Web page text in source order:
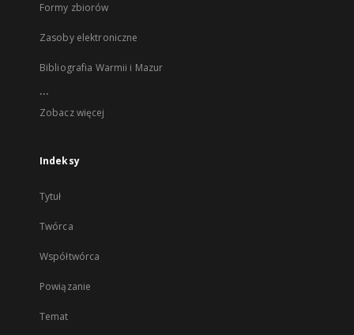
Formy zbiorów
Zasoby elektroniczne
Bibliografia Warmii i Mazur
...
Zobacz więcej
Indeksy
Tytuł
Twórca
Współtwórca
Powiązanie
Temat